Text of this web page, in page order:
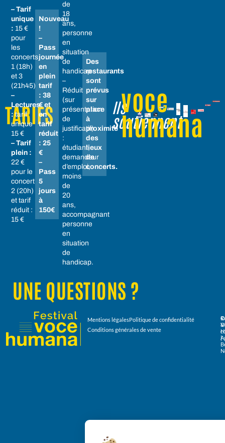
TARIFS
– Tarif
unique
: 15 €
pour
les
concerts
1 (18h)
et 3
(21h45)
–
Lectures
:tarif
unique
15 €
– Tarif
plein :
22 €
pour le
concert
2 (20h)
et tarif
réduit :
15 €
Nouveau
!
–
Pass
journée
en
plein
tarif
: 38
€ et
en
tarif
réduit
: 25
€
–
Pass
5
jours
à
150€
de
18
ans,
personne
en
situation
de
handicap
–
Réduit
(sur
présentation
de
justificatif)
:
étudiant,
demandeur
d’emploi,
moins
de
20
ans,
accompagnant
personne
en
situation
de
handicap.
Des
restaurants
sont
prévus
sur
place
à
proximité
des
lieux
de
concerts.
Ils
soutiennent
voce
humana
UNE QUESTIONS ?
Mentions légalesPolitique de confidentialité
Conditions générales de vente
©
|
&